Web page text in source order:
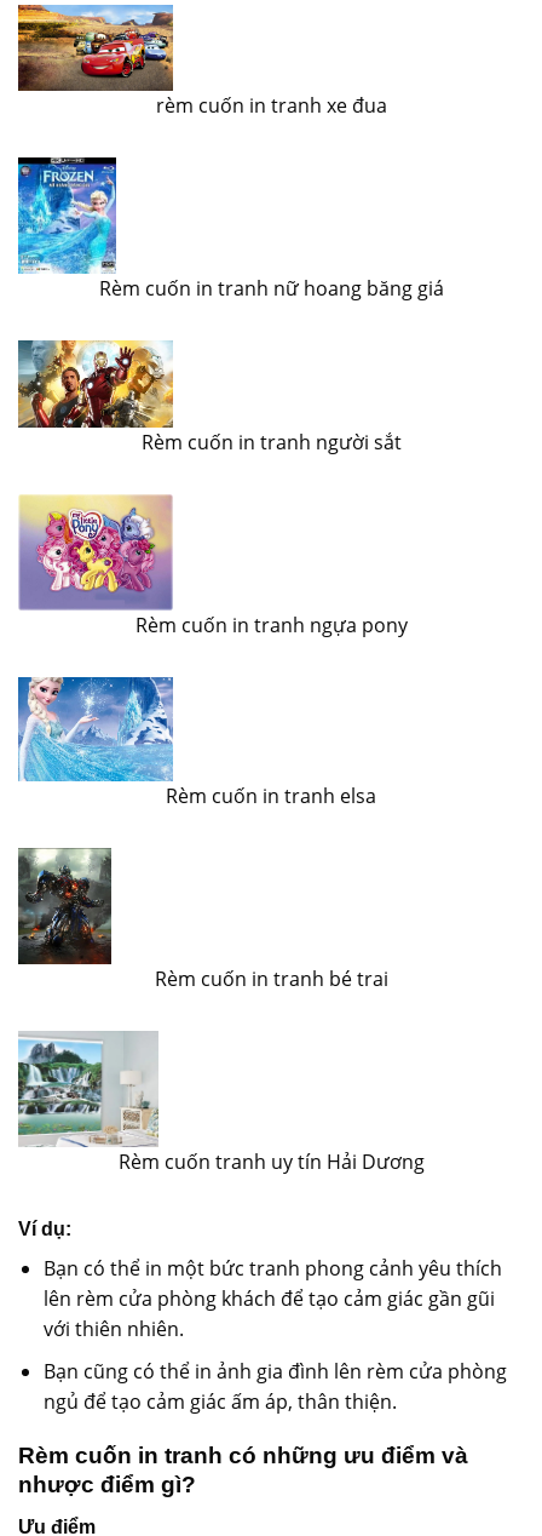
rèm cuốn in tranh xe đua
Rèm cuốn in tranh nữ hoang băng giá
Rèm cuốn in tranh người sắt
Rèm cuốn in tranh ngựa pony
Rèm cuốn in tranh elsa
Rèm cuốn in tranh bé trai
Rèm cuốn tranh uy tín Hải Dương
Ví dụ:
Bạn có thể in một bức tranh phong cảnh yêu thích
lên rèm cửa phòng khách để tạo cảm giác gần gũi
với thiên nhiên.
Bạn cũng có thể in ảnh gia đình lên rèm cửa phòng
ngủ để tạo cảm giác ấm áp, thân thiện.
Rèm cuốn in tranh có những ưu điểm và
nhược điểm gì?
Ưu điểm